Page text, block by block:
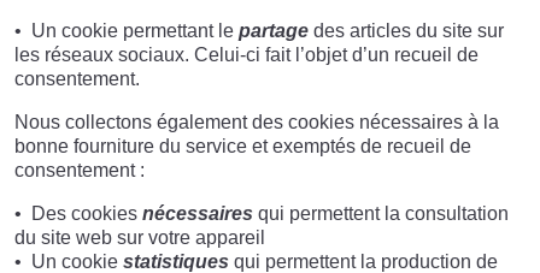
Un cookie permettant le partage des articles du site sur
les réseaux sociaux. Celui-ci fait l’objet d’un recueil de
consentement.
Nous collectons également des cookies nécessaires à la
bonne fourniture du service et exemptés de recueil de
consentement :
Des cookies nécessaires qui permettent la consultation
du site web sur votre appareil
Un cookie statistiques qui permettent la production de